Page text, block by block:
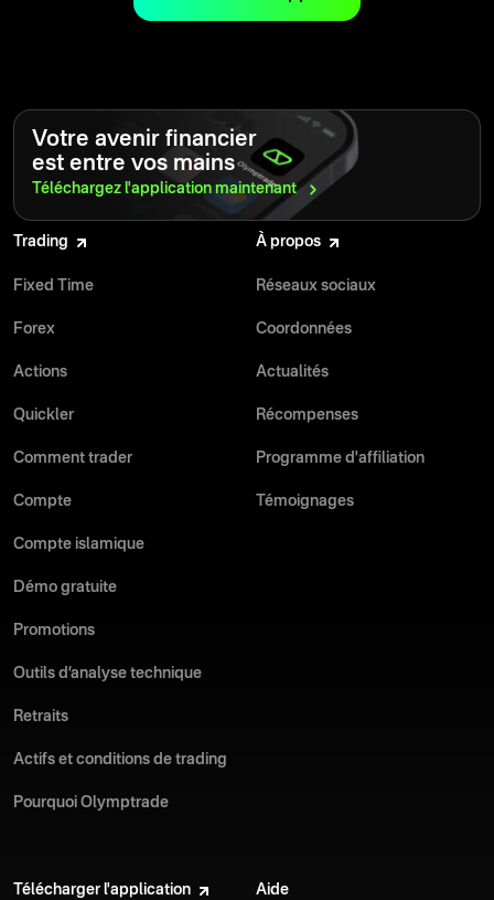
besoin pour développer vos compétences et atteindre vos
Votre avenir financier
est entre vos mains
Téléchargez l'applicationmaintenant
Trading
Fixed Time
Forex
Actions
Quickler
Comment trader
Compte
Compte islamique
Démo gratuite
Promotions
Outils d’analyse technique
Retraits
Actifs et conditions de trading
Pourquoi Olymptrade
À propos
Réseaux sociaux
Coordonnées
Actualités
Récompenses
Programme d'affiliation
Témoignages
Télécharger l'application Aide